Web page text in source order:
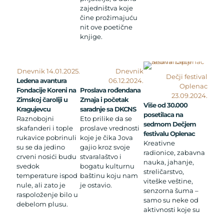
zajedništva koje
čine prožimajuću
nit ove poetične
knjige.
Dnevnik 14.01.2025.
Ledena avantura
Fondacije Koreni na
Zimskoj čaroliji u
Kragujevcu
Raznobojni
skafanderi i tople
rukavice pobrinuli
su se da jedino
crveni nosići budu
svedok
temperature ispod
nule, ali zato je
raspoloženje bilo u
debelom plusu.
Dnevnik
06.12.2024.
Proslava rođendana
Zmaja i početak
saradnje sa DKCNS
Eto prilike da se
proslave vrednosti
koje je čika Jova
gajio kroz svoje
stvaralaštvo i
bogatu kulturnu
baštinu koju nam
je ostavio.
Dečji festival
Oplenac
23.09.2024.
Više od 30.000
posetilaca na
sedmom Dečjem
festivalu Oplenac
Kreativne
radionice, zabavna
nauka, jahanje,
streličarstvo,
viteške veštine,
senzorna šuma –
samo su neke od
aktivnosti koje su